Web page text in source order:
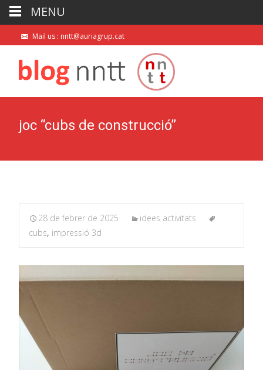
Mail us : nntt@auriagrup.cat
joc “cubs de construcció”
28 de febrer de 2025
idees activitats
cubs, impressió 3d
MENU